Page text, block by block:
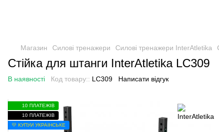
Магазин Силові тренажери Силові тренажери InterAtletika
Стійка для штанги InterAtletika LC309
В наявності Код товару:: LC309 Написати відгук
10 ПЛАТЕЖІВ
10 ПЛАТЕЖІВ
💛 КУПУЙ УКРАЇНСЬКЕ